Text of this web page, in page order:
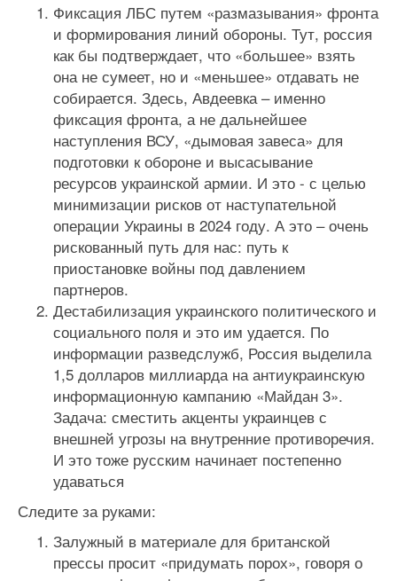
Фиксация ЛБС путем «размазывания» фронта
и формирования линий обороны. Тут, россия
как бы подтверждает, что «большее» взять
она не сумеет, но и «меньшее» отдавать не
собирается. Здесь, Авдеевка – именно
фиксация фронта, а не дальнейшее
наступления ВСУ, «дымовая завеса» для
подготовки к обороне и высасывание
ресурсов украинской армии. И это - с целью
минимизации рисков от наступательной
операции Украины в 2024 году. А это – очень
рискованный путь для нас: путь к
приостановке войны под давлением
партнеров.
Дестабилизация украинского политического и
социального поля и это им удается. По
информации разведслужб, Россия выделила
1,5 долларов миллиарда на антиукраинскую
информационную кампанию «Майдан 3».
Задача: сместить акценты украинцев с
внешней угрозы на внутренние противоречия.
И это тоже русским начинает постепенно
удаваться
Следите за руками:
Залужный в материале для британской
прессы просит «придумать порох», говоря о